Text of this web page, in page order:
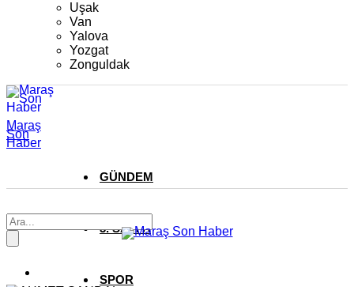
Uşak
Van
Yalova
Yozgat
Zonguldak
Maraş
Son
Haber
GÜNDEM
3. SAYFA
SPOR